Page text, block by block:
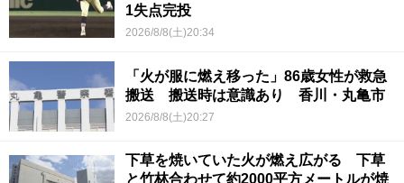
1失点完投
2026/8/8(土)20:34
「火が服に燃え移った」86歳女性が救急
搬送 搬送時は意識あり 香川・丸亀市
2026/8/8(土)20:27
下草を焼いていた火が燃え広がる 下草
と竹林合わせて約2000平方メートルが焼